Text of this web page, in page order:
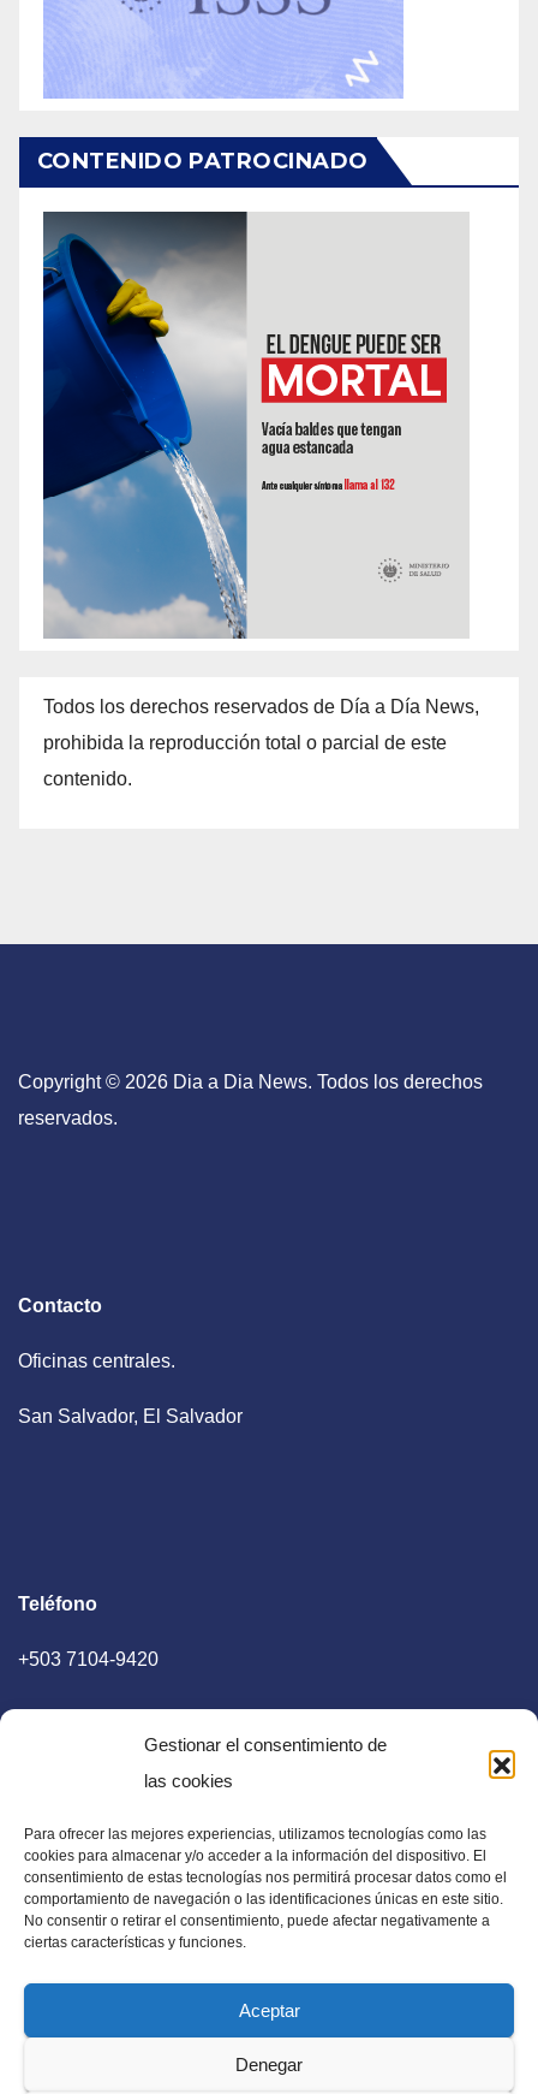
Gestionar el consentimiento de
las cookies
Para ofrecer las mejores experiencias, utilizamos tecnologías como las
cookies para almacenar y/o acceder a la información del dispositivo. El
consentimiento de estas tecnologías nos permitirá procesar datos como el
comportamiento de navegación o las identificaciones únicas en este sitio.
No consentir o retirar el consentimiento, puede afectar negativamente a
ciertas características y funciones.
Aceptar
Denegar
CONTENIDO PATROCINADO
Todos los derechos reservados de Día a Día News,
prohibida la reproducción total o parcial de este
contenido.
Copyright © 2026 Dia a Dia News. Todos los derechos
reservados.
Contacto
Oficinas centrales.
San Salvador, El Salvador
Teléfono
+503 7104-9420
E-mail
diaadia.redaccion@gmail.com